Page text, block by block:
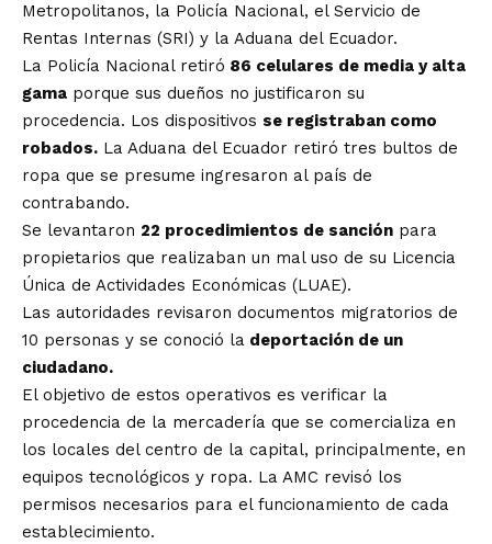
Metropolitanos, la Policía Nacional, el Servicio de
Rentas Internas (SRI) y la Aduana del Ecuador.
La Policía Nacional retiró 86 celulares de media y alta
gama porque sus dueños no justificaron su
procedencia. Los dispositivos se registraban como
robados. La Aduana del Ecuador retiró tres bultos de
ropa que se presume ingresaron al país de
contrabando.
Se levantaron 22 procedimientos de sanción para
propietarios que realizaban un mal uso de su Licencia
Única de Actividades Económicas (LUAE).
Las autoridades revisaron documentos migratorios de
10 personas y se conoció la deportación de un
ciudadano.
El objetivo de estos operativos es verificar la
procedencia de la mercadería que se comercializa en
los locales del centro de la capital, principalmente, en
equipos tecnológicos y ropa. La AMC revisó los
permisos necesarios para el funcionamiento de cada
establecimiento.